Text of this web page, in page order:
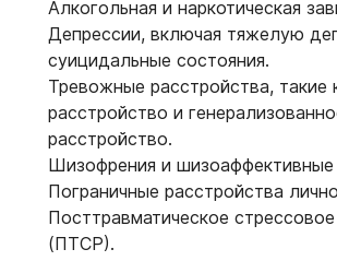
Алкогольная и наркотическая
Депрессии, включая тяжелую
суицидальные состояния.
Тревожные расстройства, такие
расстройство и
расстройство.
Шизофрения и шизоаффективные
Пограничные расстройства
Посттравматическое
(ПТСР).